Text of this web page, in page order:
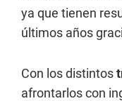
ya que tienen
últimos años
Con los distintos
afrontarlos con